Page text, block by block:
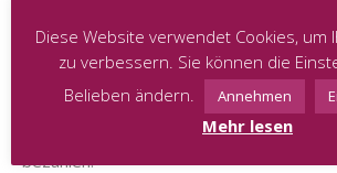
Bitte beachten Sie auch diesbezüglich
Geschäftsbedingungen, die bei jeglicher
Veranstaltung bindend sind.
Wenn keine Vorauskasse gefragt ist,
Gebühren für jegliche Veranstaltung in
bezahlen.
Diese Website verwendet Cookies, um
zu verbessern. Sie können die
Belieben ändern.
Annehmen
Mehr lesen